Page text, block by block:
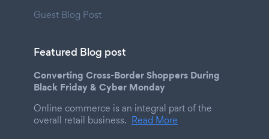
Guest Blog Post
Featured Blog post
Converting Cross-Border Shoppers During
Black Friday & Cyber Monday
Online commerce is an integral part of the
overall retail business. Read More